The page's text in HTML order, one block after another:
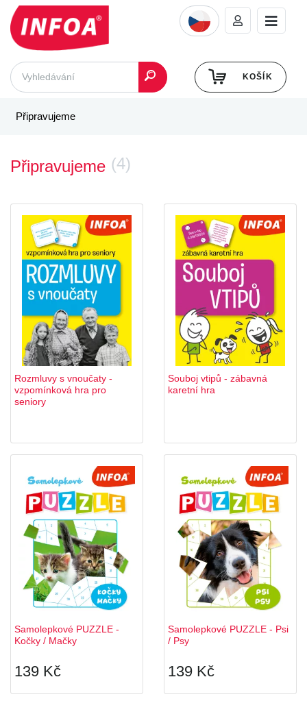
KOŠÍK
Připravujeme
Připravujeme (4)
Rozmluvy s vnoučaty -
vzpomínková hra pro
seniory
Souboj vtipů - zábavná
karetní hra
Samolepkové PUZZLE -
Kočky / Mačky
139 Kč
Samolepkové PUZZLE - Psi
/ Psy
139 Kč